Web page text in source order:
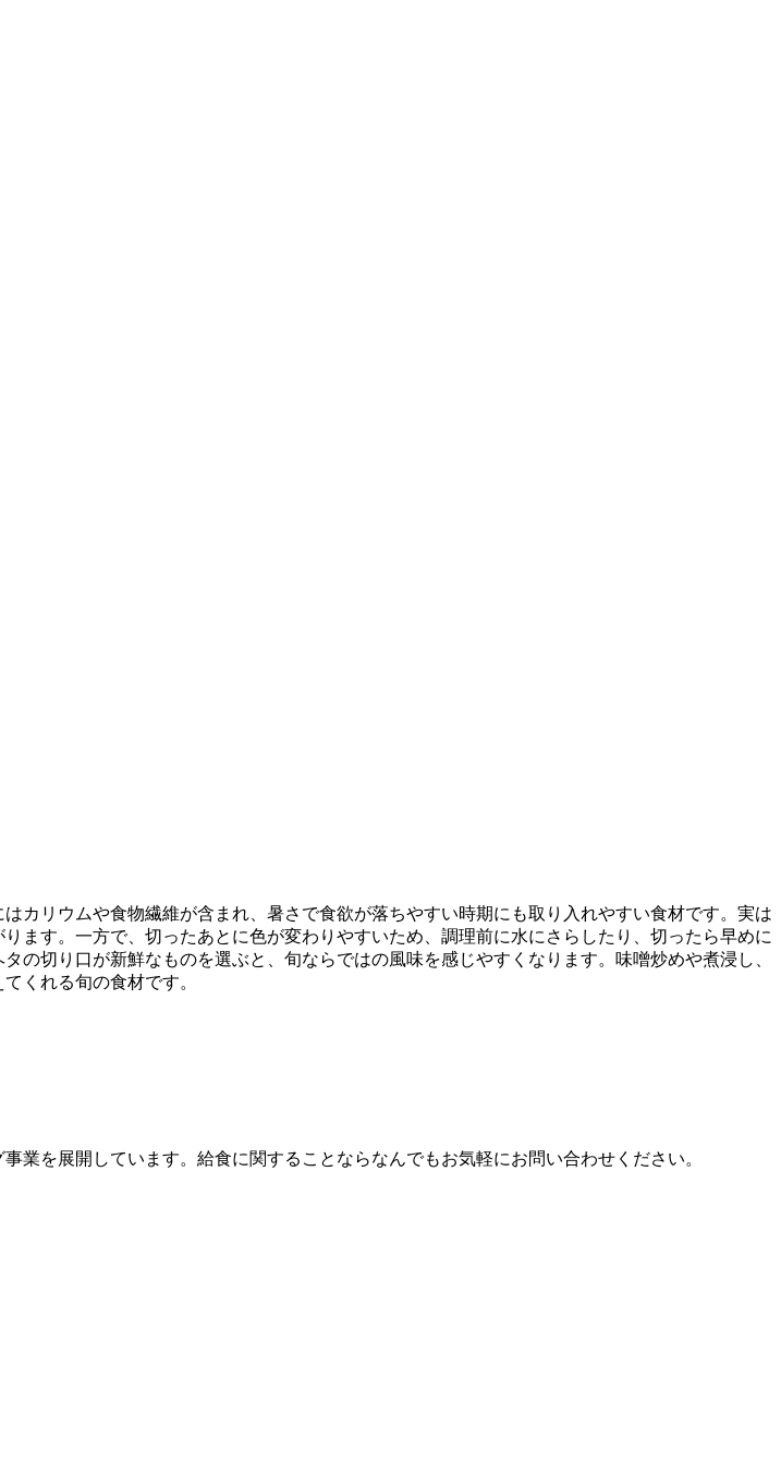
カリウムや食物繊維が含まれ、暑さで食欲が落ちやすい時期にも取り入れやすい食材です。実は
ます。一方で、切ったあとに色が変わりやすいため、調理前に水にさらしたり、切ったら早めに
切り口が新鮮なものを選ぶと、旬ならではの風味を感じやすくなります。味噌炒めや煮浸し、
くれる旬の食材です。
を展開しています。給食に関することならなんでもお気軽にお問い合わせください。